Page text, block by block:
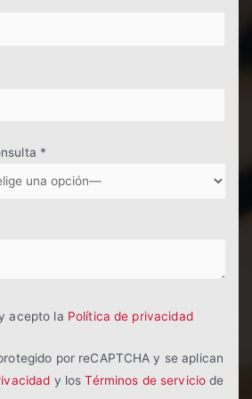
*
acepto la Política de privacidad
por reCAPTCHA y se aplican
y losTérminos de servicio de